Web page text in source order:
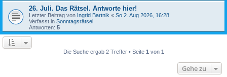
26. Juli. Das Rätsel. Antworte hier!
Letzter Beitrag von Ingrid Bartnik « So 2. Aug 2026, 16:28
Verfasst in Sonntagsrätsel
Antworten: 5
Die Suche ergab 2 Treffer • Seite 1 von 1
Gehe zu